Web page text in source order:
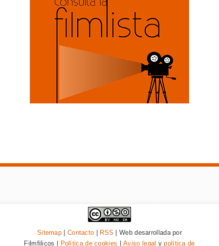
Sitemap Contacto RSS | Web desarrollada por
Filmfilicos |
Política de cookies |Aviso legal ypolítica de